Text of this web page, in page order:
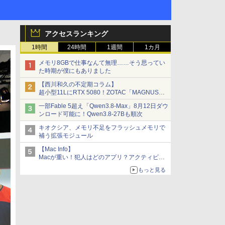
アクセスランキング
1時間 24時間 1週間 1カ月
メモリ8GBで仕事なんて無理……そう思ってい
た時期が僕にもありました
【西川和久の不定期コラム】
超小型11LにRTX 5080！ZOTAC「MAGNUS
ONE」最上位機の実力を探る
一部Fable 5超え「Qwen3.8-Max」8月12日ダウ
ンロード可能に！Qwen3.8-27Bも順次
キオクシア、メモリ不足をフラッシュメモリで
補う拡張モジュール
【Mac Info】
Macが重い！犯人はどのアプリ？アクティビテ
もっと見る